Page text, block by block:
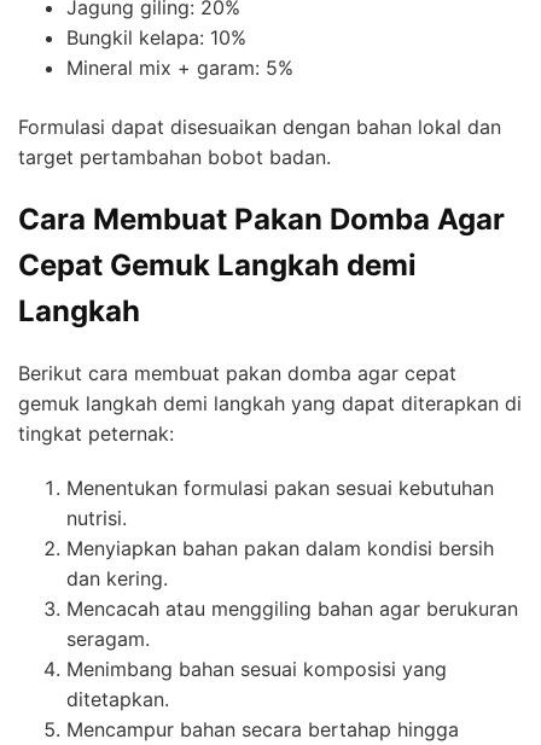
Jagung giling: 20%
Bungkil kelapa: 10%
Mineral mix + garam: 5%
Formulasi dapat disesuaikan dengan bahan lokal dan
target pertambahan bobot badan.
Cara Membuat Pakan Domba Agar
Cepat Gemuk Langkah demi
Langkah
Berikut cara membuat pakan domba agar cepat
gemuk langkah demi langkah yang dapat diterapkan di
tingkat peternak:
Menentukan formulasi pakan sesuai kebutuhan
nutrisi.
Menyiapkan bahan pakan dalam kondisi bersih
dan kering.
Mencacah atau menggiling bahan agar berukuran
seragam.
Menimbang bahan sesuai komposisi yang
ditetapkan.
Mencampur bahan secara bertahap hingga